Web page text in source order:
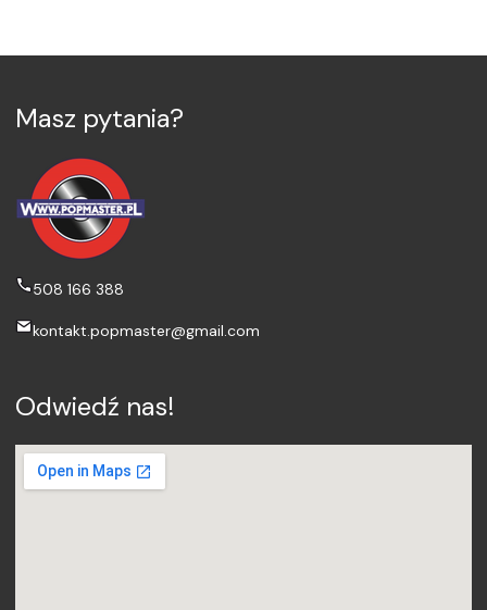
Masz pytania?
508 166 388
kontakt.popmaster@gmail.com
Odwiedź nas!